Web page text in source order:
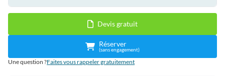
Devis gratuit
Réserver
(sans engagement)
Une question ?Faites vous rappeler gratuitement